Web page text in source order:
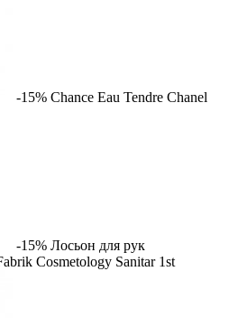
-15% Chance Eau Tendre Chanel
-15% Лосьон для рук
Cosmetology Sanitar 1st